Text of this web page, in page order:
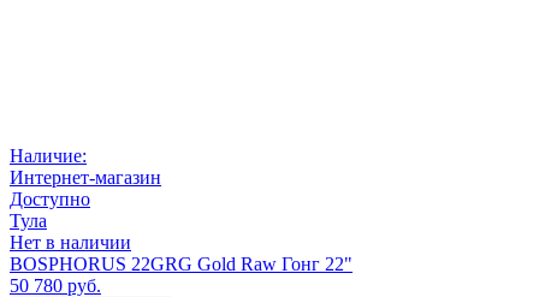
Наличие:
Интернет-магазин
Доступно
Тула
Нет в наличии
BOSPHORUS 22GRG Gold Raw Гонг 22"
50 780 руб.